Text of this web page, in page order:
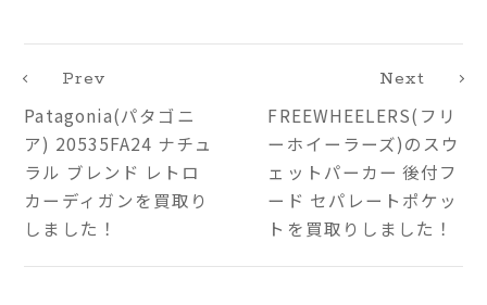
Prev
Patagonia(パタゴニ
ア) 20535FA24 ナチュ
ラル ブレンド レトロ
カーディガンを買取り
しました！
Next
FREEWHEELERS(フリ
ーホイーラーズ)のスウ
ェットパーカー 後付フ
ード セパレートポケッ
トを買取りしました！